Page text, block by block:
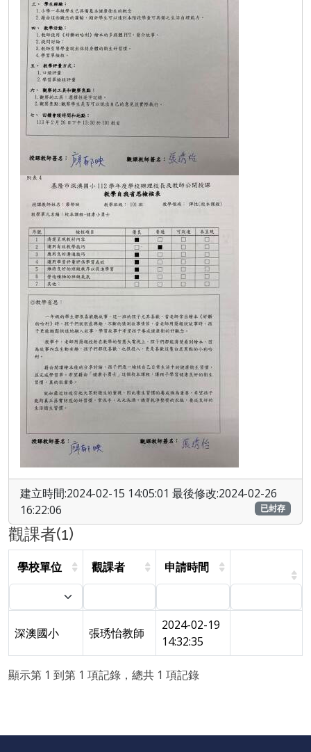
建立時間:2024-02-15 14:05:01 最後修改:2024-02-26
16:22:06
已封存
觀課者(1)
學校單位 觀課者 申請時間
深澳國小 張琇怡教師
2024-02-19
14:32:35
顯示第 1 到第 1 項記錄，總共 1 項記錄